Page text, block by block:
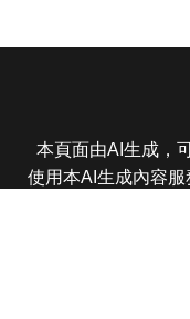
本頁面由AI生成，
使用本AI生成內容